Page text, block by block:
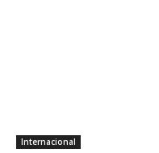
Internacional